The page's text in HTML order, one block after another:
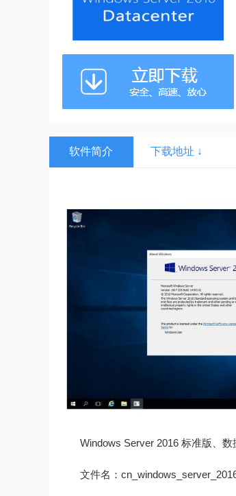
软件简介 下载地址 ↓
Windows Server 2016 标准版、
文件名：